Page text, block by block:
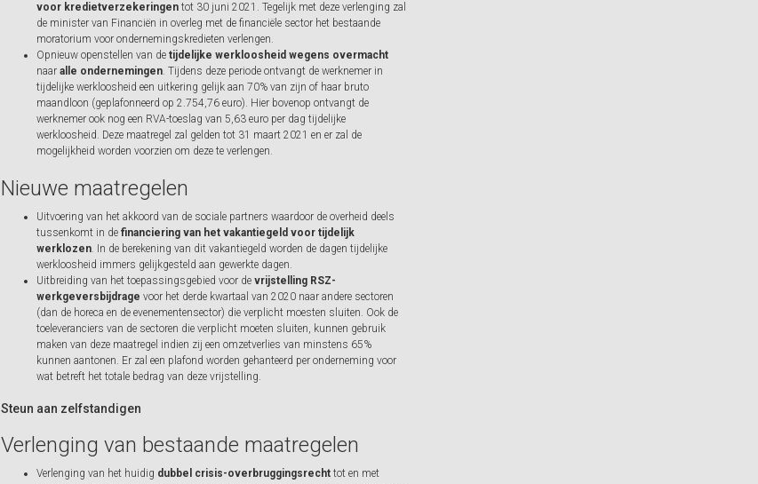
voor kredietverzekeringen tot 30 juni 2021. Tegelijk met deze verlenging zal
de minister van Financiën in overleg met de financiële sector het bestaande
moratorium voor ondernemingskredieten verlengen.
Opnieuw openstellen van de tijdelijke werkloosheid wegens overmacht
naar alle ondernemingen. Tijdens deze periode ontvangt de werknemer in
tijdelijke werkloosheid een uitkering gelijk aan 70% van zijn of haar bruto
maandloon (geplafonneerd op 2.754,76 euro). Hier bovenop ontvangt de
werknemer ook nog een RVA-toeslag van 5,63 euro per dag tijdelijke
werkloosheid. Deze maatregel zal gelden tot 31 maart 2021 en er zal de
mogelijkheid worden voorzien om deze te verlengen.
Nieuwe maatregelen
Uitvoering van het akkoord van de sociale partners waardoor de overheid deels
tussenkomt in de financiering van het vakantiegeld voor tijdelijk
werklozen. In de berekening van dit vakantiegeld worden de dagen tijdelijke
werkloosheid immers gelijkgesteld aan gewerkte dagen.
Uitbreiding van het toepassingsgebied voor de vrijstelling RSZ-
werkgeversbijdrage voor het derde kwartaal van 2020 naar andere sectoren
(dan de horeca en de evenementensector) die verplicht moesten sluiten. Ook de
toeleveranciers van de sectoren die verplicht moeten sluiten, kunnen gebruik
maken van deze maatregel indien zij een omzetverlies van minstens 65%
kunnen aantonen. Er zal een plafond worden gehanteerd per onderneming voor
wat betreft het totale bedrag van deze vrijstelling.
Steun aan zelfstandigen
Verlenging van bestaande maatregelen
Verlenging van het huidig dubbel crisis-overbruggingsrecht tot en met